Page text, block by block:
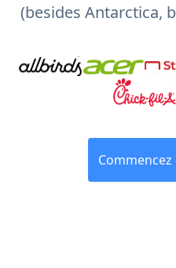
(besides Antarctica,